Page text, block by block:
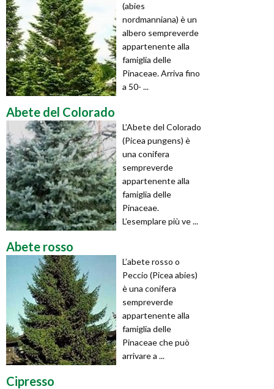
(abies
nordmanniana) è un
albero sempreverde
appartenente alla
famiglia delle
Pinaceae. Arriva fino
a 50- ...
Abete del Colorado
L’Abete del Colorado
(Picea pungens) è
una conifera
sempreverde
appartenente alla
famiglia delle
Pinaceae.
L’esemplare più ve ...
Abete rosso
L’abete rosso o
Peccio (Picea abies)
è una conifera
sempreverde
appartenente alla
famiglia delle
Pinaceae che può
arrivare a ...
Cipresso